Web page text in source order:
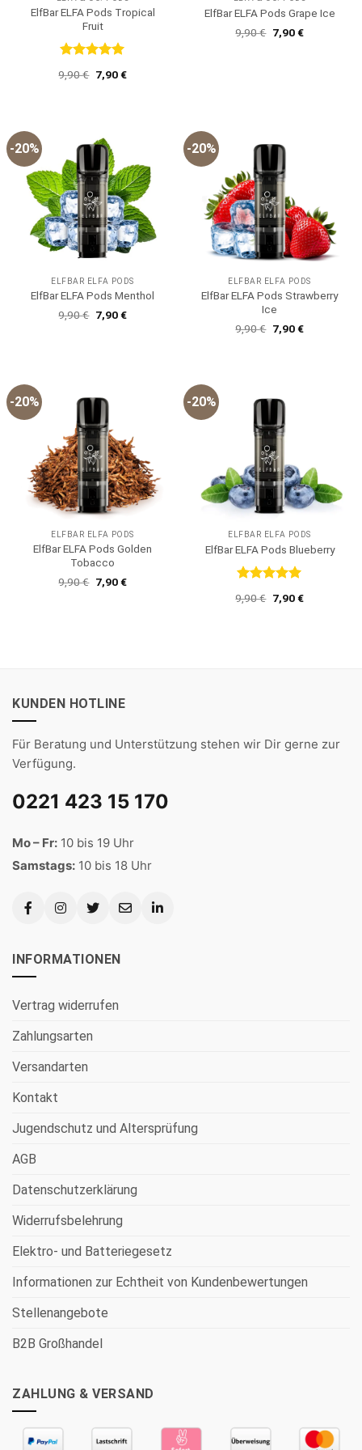
ElfBar ELFA Pods Tropical
Fruit
Bewertet
mit 5 von
9,90€ Ursprünglicher
Preis
7,90€Aktueller
ElfBar ELFA Pods Grape Ice
9,90€ Ursprünglicher
Preis
7,90€Aktueller
-20%
ELFBAR ELFA PODS
ElfBar ELFA Pods Menthol
9,90€ Ursprünglicher
Preis
7,90€Aktueller
-20%
ELFBAR ELFA PODS
ElfBar ELFA Pods Strawberry
Ice
9,90€ Ursprünglicher
Preis
7,90€Aktueller
-20%
ELFBAR ELFA PODS
ElfBar ELFA Pods Golden
Tobacco
9,90€ Ursprünglicher
Preis
7,90€Aktueller
-20%
ELFBAR ELFA PODS
ElfBar ELFA Pods Blueberry
mit 5 von
9,90€ Ursprünglicher
Preis
7,90€Aktueller
KUNDEN HOTLINE
Für Beratung und Unterstützung stehen wir Dir gerne zur
Verfügung.
0221 423 15 170
Mo – Fr: 10 bis 19 Uhr
Samstags: 10 bis 18 Uhr
INFORMATIONEN
Vertrag widerrufen
Zahlungsarten
Versandarten
Kontakt
Jugendschutz und Altersprüfung
AGB
Datenschutzerklärung
Widerrufsbelehrung
Elektro- und Batteriegesetz
Informationen zur Echtheit von Kundenbewertungen
Stellenangebote
B2B Großhandel
ZAHLUNG & VERSAND